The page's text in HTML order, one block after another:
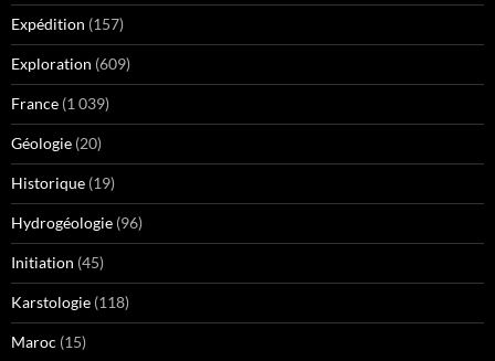
Expédition (157)
Exploration (609)
France (1 039)
Géologie (20)
Historique (19)
Hydrogéologie (96)
Initiation (45)
Karstologie (118)
Maroc (15)